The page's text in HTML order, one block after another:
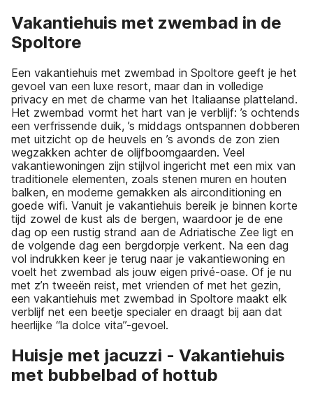
Vakantiehuis met zwembad in de
Spoltore
Een vakantiehuis met zwembad in Spoltore geeft je het
gevoel van een luxe resort, maar dan in volledige
privacy en met de charme van het Italiaanse platteland.
Het zwembad vormt het hart van je verblijf: ’s ochtends
een verfrissende duik, ’s middags ontspannen dobberen
met uitzicht op de heuvels en ’s avonds de zon zien
wegzakken achter de olijfboomgaarden. Veel
vakantiewoningen zijn stijlvol ingericht met een mix van
traditionele elementen, zoals stenen muren en houten
balken, en moderne gemakken als airconditioning en
goede wifi. Vanuit je vakantiehuis bereik je binnen korte
tijd zowel de kust als de bergen, waardoor je de ene
dag op een rustig strand aan de Adriatische Zee ligt en
de volgende dag een bergdorpje verkent. Na een dag
vol indrukken keer je terug naar je vakantiewoning en
voelt het zwembad als jouw eigen privé-oase. Of je nu
met z’n tweeën reist, met vrienden of met het gezin,
een vakantiehuis met zwembad in Spoltore maakt elk
verblijf net een beetje specialer en draagt bij aan dat
heerlijke “la dolce vita”-gevoel.
Huisje met jacuzzi - Vakantiehuis
met bubbelbad of hottub